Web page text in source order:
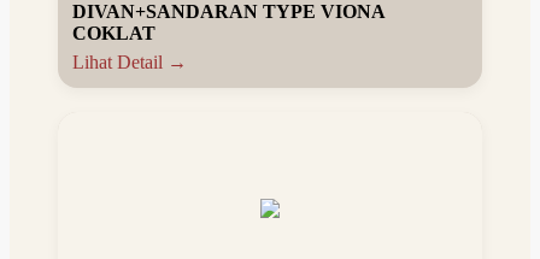
DIVAN+SANDARAN TYPE VIONA
COKLAT
Lihat Detail →